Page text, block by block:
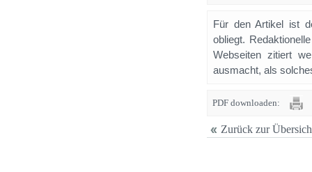
Für den Artikel ist
obliegt.
Webseiten zitiert
ausmacht, als
PDF downloaden:
Zurück zur